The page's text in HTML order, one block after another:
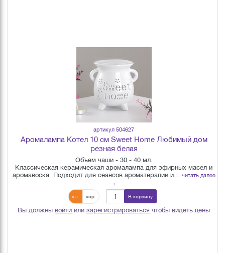
артикул 504627
Аромалампа Котел 10 см Sweet Home Любимый дом
резная белая
Объем чаши - 30 - 40 мл.
Классическая керамическая аромалампа для эфирных масел и
аромавоска. Подходит для сеансов ароматерапии и... читать далее
→
шт. кор. В корзину
Вы должны войти или зарегистрироваться чтобы видеть цены